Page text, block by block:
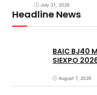
July 31, 2026
Headline News
BAIC BJ40
SIEXPO
August 7, 2026